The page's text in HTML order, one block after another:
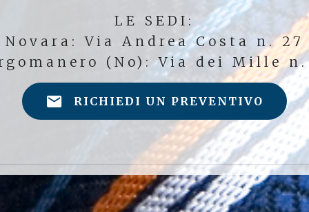
LE SEDI:
Novara: Via Andrea Costa n. 27
(No): Via dei Mille n.
RICHIEDI UN PREVENTIVO